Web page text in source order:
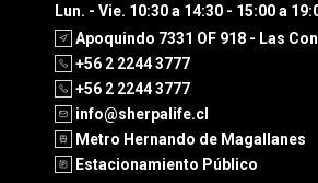
Lun. - Vie. 10:30 a 14:30 - 15:00 a
Apoquindo 7331 OF 918 - Las
+56 2 2244 3777
+56 2 2244 3777
info@sherpalife.cl
Metro Hernando de Magallanes
Estacionamiento Público